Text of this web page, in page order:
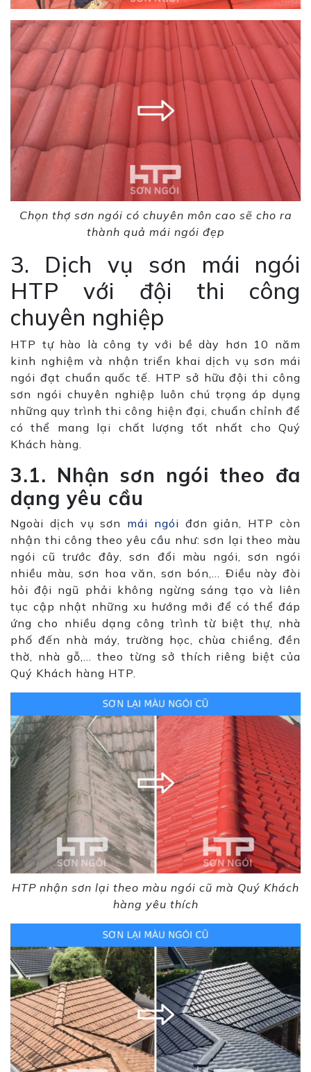
Chọn thợ sơn ngói có chuyên môn cao sẽ cho ra
thành quả mái ngói đẹp
3. Dịch vụ sơn mái ngói
HTP với đội thi công
chuyên nghiệp
HTP tự hào là công ty với bề dày hơn 10 năm
kinh nghiệm và nhận triển khai dịch vụ sơn mái
ngói đạt chuẩn quốc tế. HTP sở hữu đội thi công
sơn ngói chuyên nghiệp luôn chú trọng áp dụng
những quy trình thi công hiện đại, chuẩn chỉnh để
có thể mang lại chất lượng tốt nhất cho Quý
Khách hàng.
3.1. Nhận sơn ngói theo đa
dạng yêu cầu
Ngoài dịch vụ sơn mái ngói đơn giản, HTP còn
nhận thi công theo yêu cầu như: sơn lại theo màu
ngói cũ trước đây, sơn đổi màu ngói, sơn ngói
nhiều màu, sơn hoa văn, sơn bón,… Điều này đòi
hỏi đội ngũ phải không ngừng sáng tạo và liên
tục cập nhật những xu hướng mới để có thể đáp
ứng cho nhiều dạng công trình từ biệt thự, nhà
phố đến nhà máy, trường học, chùa chiềng, đền
thờ, nhà gỗ,… theo từng sở thích riêng biệt của
Quý Khách hàng HTP.
HTP nhận sơn lại theo màu ngói cũ mà Quý Khách
hàng yêu thích